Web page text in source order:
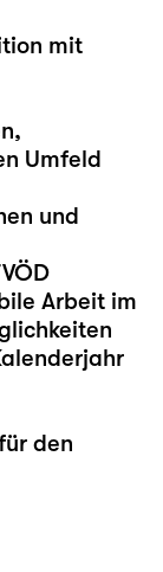
mit
Umfeld
und
Arbeit im
den